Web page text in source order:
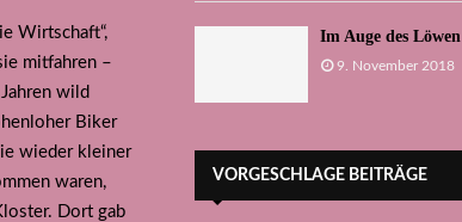
Wirtschaft“,
mitfahren –
wild
Biker
wieder kleiner
waren,
Dort gab
Im Auge des Löwen
9. November 2018
VORGESCHLAGE BEITRÄGE